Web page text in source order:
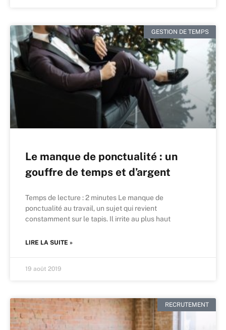
GESTION DE TEMPS
Le manque de ponctualité : un
gouffre de temps et d’argent
Temps de lecture : 2 minutes Le manque de
ponctualité au travail, un sujet qui revient
constamment sur le tapis. Il irrite au plus haut
LIRE LA SUITE »
19 août 2019
RECRUTEMENT